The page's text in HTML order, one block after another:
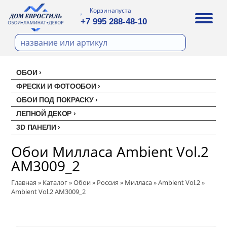
Корзинапуста
+7 995 288-48-10
ОБОИ
Все обои
Палитра
Палитра
Erismann
Erismann
Артекс
Артекс
Ateliero
Ateliero
Милласа
Ambient
Ambient Vol.2
ФРЕСКИ И ФОТООБОИ
ОБОИ ПОД ПОКРАСКУ
Стеклохолст малярный
Ремонтный флизелин
Рогожка под покраску
ЛЕПНОЙ ДЕКОР
Перфект
EVROWOOD
3D ПАНЕЛИ
Панели под покраску
Цветные панели
Обои Милласа Ambient Vol.2
AM3009_2
Главная » Каталог»Обои» Россия » Милласа»Ambient Vol.2»
Ambient Vol.2 AM3009_2